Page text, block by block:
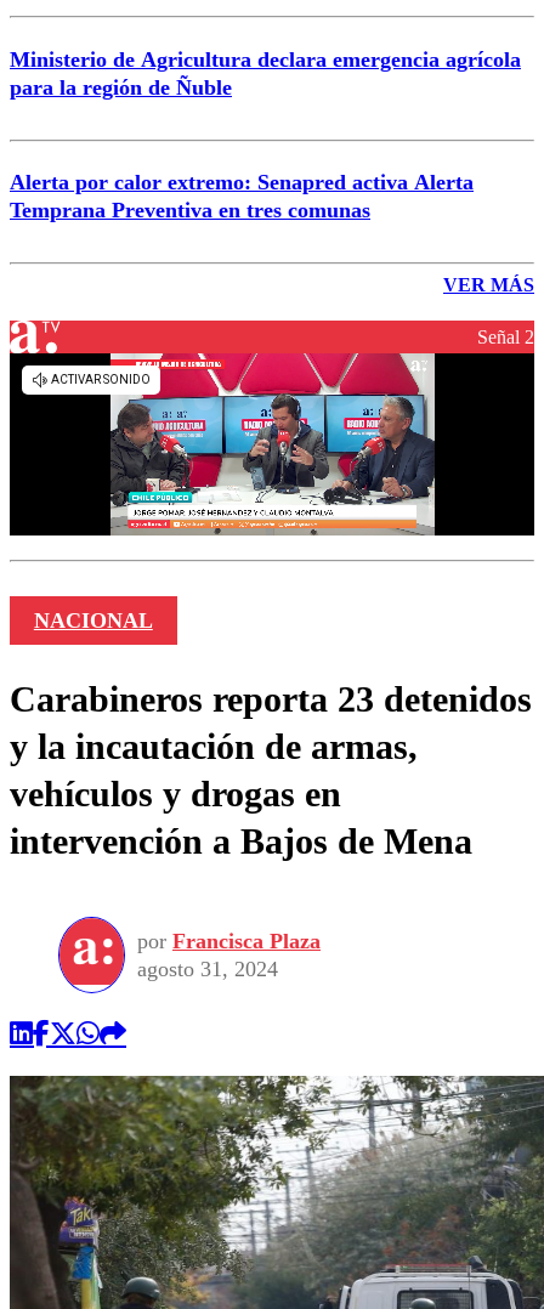
Ministerio de Agricultura declara emergencia agrícola
para la región de Ñuble
Alerta por calor extremo: Senapred activa Alerta
Temprana Preventiva en tres comunas
VER MÁS
Señal 2
NACIONAL
Carabineros reporta 23 detenidos
y la incautación de armas,
vehículos y drogas en
intervención a Bajos de Mena
por Francisca Plaza
agosto 31, 2024